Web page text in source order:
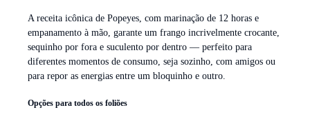
A receita icônica de Popeyes, com marinação de 12 horas e
empanamento à mão, garante um frango incrivelmente crocante,
sequinho por fora e suculento por dentro — perfeito para
diferentes momentos de consumo, seja sozinho, com amigos ou
para repor as energias entre um bloquinho e outro.
Opções para todos os foliões